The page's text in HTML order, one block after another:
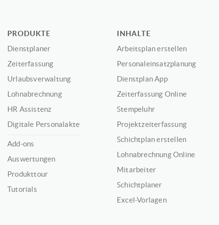
PRODUKTE
Dienstplaner
Zeiterfassung
Urlaubsverwaltung
Lohnabrechnung
HR Assistenz
Digitale Personalakte
Add-ons
Auswertungen
Produkttour
Tutorials
INHALTE
Arbeitsplan erstellen
Personaleinsatzplanung
Dienstplan App
Zeiterfassung Online
Stempeluhr
Projektzeiterfassung
Schichtplan erstellen
Lohnabrechnung Online
Mitarbeiter
Schichtplaner
Excel-Vorlagen